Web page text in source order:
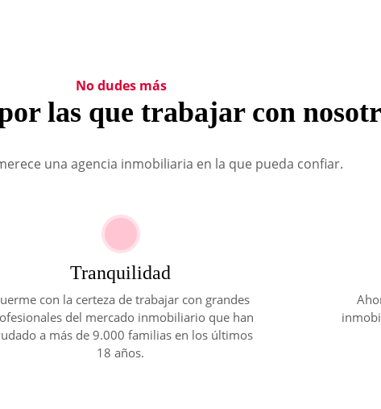
No dudes más
las que trabajar con
una agencia inmobiliaria en la que pueda confiar.
Tranquilidad
con la certeza de trabajar con grandes
del mercado inmobiliario que han
a más de 9.000 familias en los últimos
18 años.